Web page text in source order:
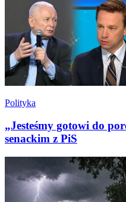
Polityka
„Jesteśmy gotowi do
senackim z PiS